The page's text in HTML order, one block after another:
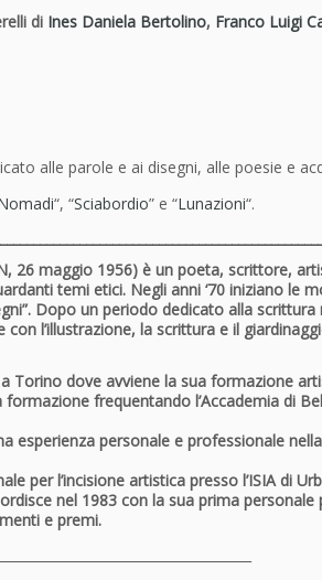
di Ines Daniela Bertolino, Franco Luigi
alle parole e ai disegni, alle poesie e
“, “Sciabordio” e “Lunazioni“.
26 maggio 1956) è un poeta, scrittore,
temi etici. Negli anni ‘70 iniziano le
Dopo un periodo dedicato alla
l’illustrazione, la scrittura e il
Torino dove avviene la sua formazione
frequentando l’Accademia di
esperienza personale e professionale
per l’incisione artistica presso l’ISIA di
nel 1983 con la sua prima
e premi.